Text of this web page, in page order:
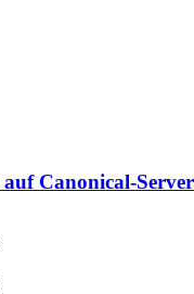
Canonical-Server